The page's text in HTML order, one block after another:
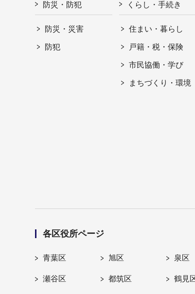
防災・防犯
防災・災害
防犯
くらし・手続き
住まい・暮らし
戸籍・税・保険
市民協働・学び
まちづくり・環境
各区役所ページ
青葉区 旭区 泉区
瀬谷区 都筑区 鶴見